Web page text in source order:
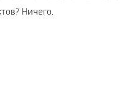
Ничего.